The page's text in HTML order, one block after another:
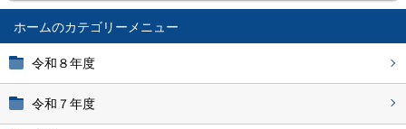
ホーム
令和８年度
令和７年度